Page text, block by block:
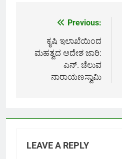
navigation
Previous:
ಕೃಷಿ ಇಲಾಖೆಯಿಂದ
ಮಹತ್ವದ ಆದೇಶ ಜಾರಿ:
ಎನ್. ಚೆಲುವ
ನಾರಾಯಣಸ್ವಾಮಿ
LEAVE A REPLY